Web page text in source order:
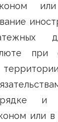
при
и
или в